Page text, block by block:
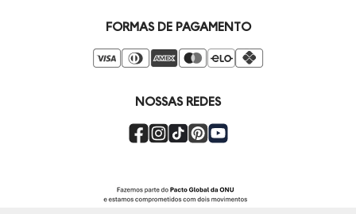
Compre pelo Whatsapp
Venda Corporativa
Super Friday
FORMAS DE PAGAMENTO
NOSSAS REDES